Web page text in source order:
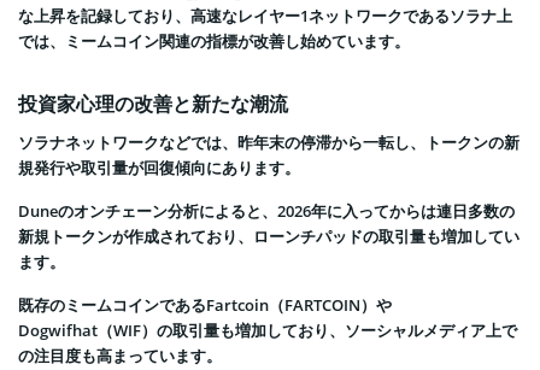
な上昇を記録しており、高速なレイヤー1ネットワークであるソラナ上
では、ミームコイン関連の指標が改善し始めています。
投資家心理の改善と新たな潮流
ソラナネットワークなどでは、昨年末の停滞から一転し、トークンの新
規発行や取引量が回復傾向にあります。
Duneのオンチェーン分析によると、2026年に入ってからは連日多数の
新規トークンが作成されており、ローンチパッドの取引量も増加してい
ます。
既存のミームコインであるFartcoin（FARTCOIN）や
Dogwifhat（WIF）の取引量も増加しており、ソーシャルメディア上で
の注目度も高まっています。